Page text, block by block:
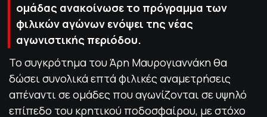
ομάδας ανακοίνωσε το πρόγραμμα των
φιλικών αγώνων ενόψει της νέας
αγωνιστικής περιόδου.
Το συγκρότημα του Άρη Μαυρογιαννάκη θα
δώσει συνολικά επτά φιλικές αναμετρήσεις
απέναντι σε ομάδες που αγωνίζονται σε υψηλό
επίπεδο του κρητικού ποδοσφαίρου, με στόχο